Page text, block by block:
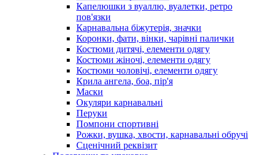
Капелюшки з вуаллю, вуалетки, ретро
пов'язки
Карнавальна біжутерія, значки
Коронки, фати, вінки, чарівні палички
Костюми дитячі, елементи одягу
Костюми жіночі, елементи одягу
Костюми чоловічі, елементи одягу
Крила ангела, боа, пір'я
Маски
Окуляри карнавальні
Перуки
Помпони спортивні
Рожки, вушка, хвости, карнавальні обручі
Сценічний реквізит